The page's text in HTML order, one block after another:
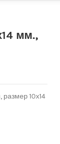
мм.,
10х14